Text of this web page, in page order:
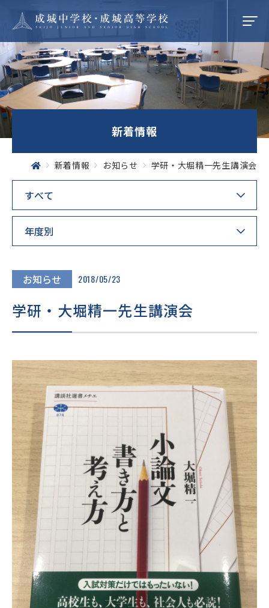
学校紹介
成城での学び
学校生活
SEIJO STORIES
進路・進学
入試情報
在校生・
保護者の
皆様へ
卒業生の
皆様へ
地域の
皆様へ
このサイトについて
個人情報保護方針
いじめ防止基本方針
文化祭 Today’s SEIJO
新着情報
新着情報 お知らせ 学研・大堀精一先生講演会
お知らせ 2018/05/23
学研・大堀精一先生講演会